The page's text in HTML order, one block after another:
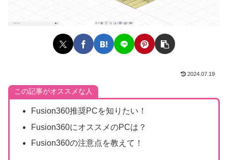
2024.07.19
この記事がオススメな人
Fusion360推奨PCを知りたい！
Fusion360にオススメのPCは？
Fusion360の注意点を教えて！